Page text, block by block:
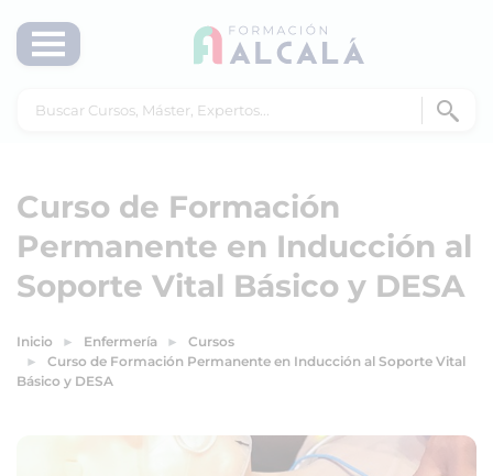
Curso de Formación
Permanente en Inducción al
Soporte Vital Básico y DESA
Inicio Enfermería
Cursos
Curso de Formación Permanente en Inducción al Soporte Vital
Básico y DESA